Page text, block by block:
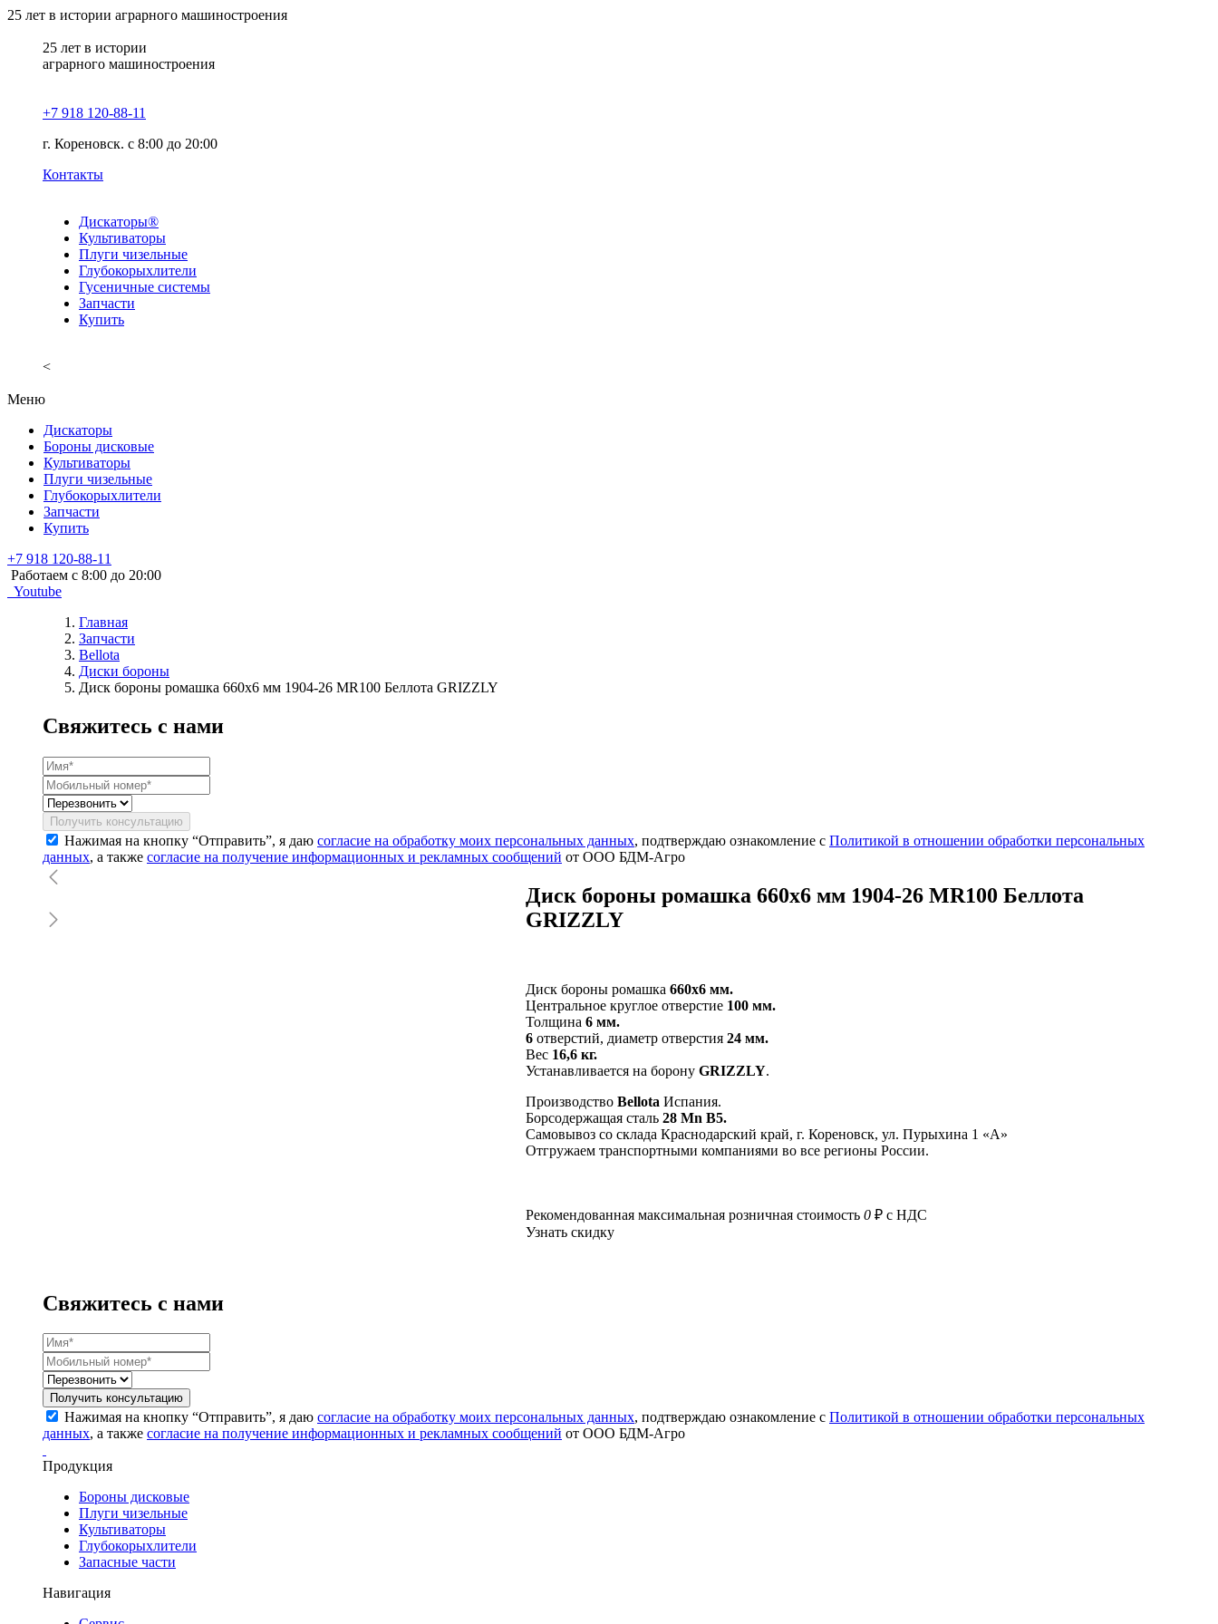
25 лет в истории аграрного машиностроения
25 лет в истории
аграрного машиностроения
+7 918 120-88-11
г. Кореновск. c 8:00 до 20:00
Контакты
Дискаторы®
Культиваторы
Плуги чизельные
Глубокорыхлители
Гусеничные системы
Запчасти
Купить
<
Меню
Дискаторы
Бороны дисковые
Культиваторы
Плуги чизельные
Глубокорыхлители
Запчасти
Купить
+7 918 120-88-11
Работаем c 8:00 до 20:00
Youtube
Главная
Запчасти
Bellota
Диски бороны
Диск бороны ромашка 660х6 мм 1904-26 MR100 Беллота GRIZZLY
Свяжитесь с нами
Получить консультацию
Нажимая на кнопку “Отправить”, я даю согласие на обработку моих персональных данных, подтверждаю ознакомление с Политикой в отношении обработки персональных
данных, а также согласие на получение информационных и рекламных сообщений от ООО БДМ-Агро
Диск бороны ромашка 660х6 мм 1904-26 MR100 Беллота
GRIZZLY
Диск бороны ромашка660х6 мм.
Центральное круглое отверстие 100 мм.
Толщина 6 мм.
6 отверстий, диаметр отверстия24 мм.
Вес 16,6 кг.
Устанавливается на боронуGRIZZLY.
ПроизводствоBellota Испания.
Борсодержащая сталь28 Mn B5.
Самовывоз со склада Краснодарский край, г. Кореновск, ул. Пурыхина 1 «А»
Отгружаем транспортными компаниями во все регионы России.
Рекомендованная максимальная розничная стоимость0 ₽ с НДС
Узнать скидку
Свяжитесь с нами
Получить консультацию
Нажимая на кнопку “Отправить”, я даю согласие на обработку моих персональных данных, подтверждаю ознакомление с Политикой в отношении обработки персональных
данных, а также согласие на получение информационных и рекламных сообщений от ООО БДМ-Агро
Продукция
Бороны дисковые
Плуги чизельные
Культиваторы
Глубокорыхлители
Запасные части
Навигация